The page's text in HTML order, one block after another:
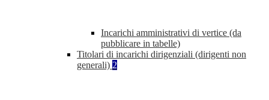
Incarichi amministrativi di vertice (da
pubblicare in tabelle)
Titolari di incarichi dirigenziali (dirigenti non
generali) 2